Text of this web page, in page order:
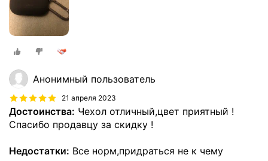
Анонимный пользователь
21 апреля 2023
Достоинства: Чехол отличный,цвет приятный !
Спасибо продавцу за скидку !
Недостатки: Все норм,придраться не к чему